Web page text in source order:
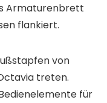
Armaturenbrett
flankiert.
von
treten.
für